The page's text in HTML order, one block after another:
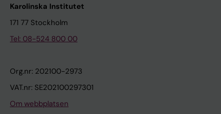
Karolinska Institutet
171 77 Stockholm
Tel: 08-524 800 00
Org.nr: 202100-2973
VAT.nr: SE202100297301
Om webbplatsen